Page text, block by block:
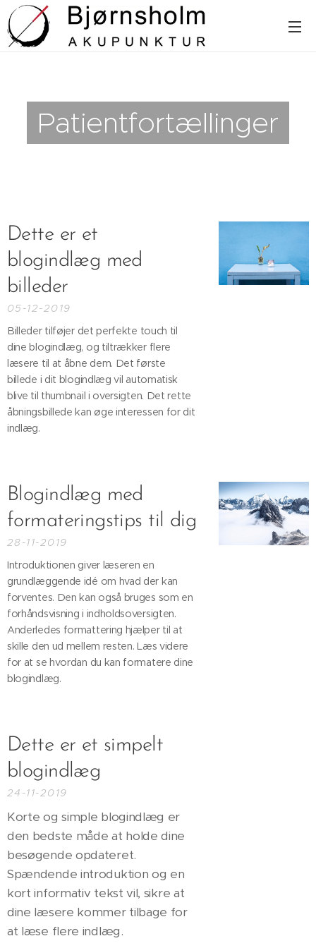
Patientfortællinger
Dette er et
blogindlæg med
billeder
05-12-2019
Billeder tilføjer det perfekte touch til
dine blogindlæg, og tiltrækker flere
læsere til at åbne dem. Det første
billede i dit blogindlæg vil automatisk
blive til thumbnail i oversigten. Det rette
åbningsbillede kan øge interessen for dit
indlæg.
Blogindlæg med
formateringstips til dig
28-11-2019
Introduktionen giver læseren en
grundlæggende idé om hvad der kan
forventes. Den kan også bruges som en
forhåndsvisning i indholdsoversigten.
Anderledes formattering hjælper til at
skille den ud mellem resten. Læs videre
for at se hvordan du kan formatere dine
blogindlæg.
Dette er et simpelt
blogindlæg
24-11-2019
Korte og simple blogindlæg er
den bedste måde at holde dine
besøgende opdateret.
Spændende introduktion og en
kort informativ tekst vil, sikre at
dine læsere kommer tilbage for
at læse flere indlæg.